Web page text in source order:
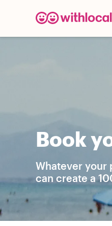
Book
Whatever your
can create a